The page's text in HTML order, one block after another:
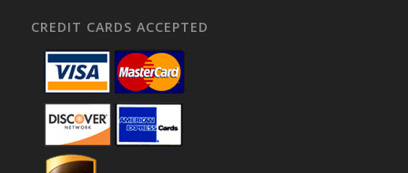
CREDIT CARDS ACCEPTED